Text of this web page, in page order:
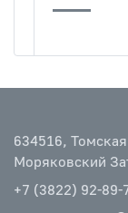
634516,
Моряковский
+7 (3822) 92-89-